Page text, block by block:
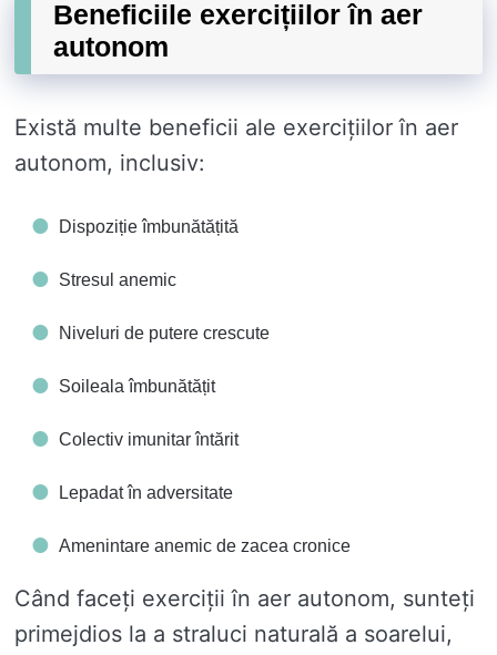
Beneficiile exercițiilor în aer
autonom
Există multe beneficii ale exercițiilor în aer
autonom, inclusiv:
Dispoziție îmbunătățită
Stresul anemic
Niveluri de putere crescute
Soileala îmbunătățit
Colectiv imunitar întărit
Lepadat în adversitate
Amenintare anemic de zacea cronice
Când faceți exerciții în aer autonom, sunteți
primejdios la a straluci naturală a soarelui,